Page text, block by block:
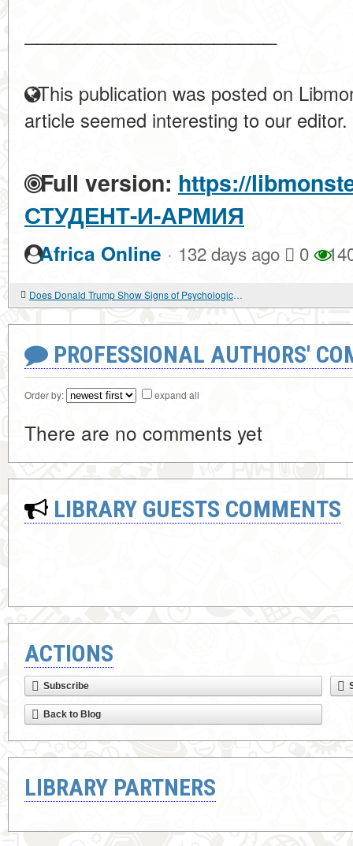
This publication was posted on
article seemed interesting to our editor.
Full version: https://
СТУДЕНТ-И-АРМИЯ
Africa Online · 132 days ago 0
Does Donald Trump Show Signs of Psychological Issues?
PROFESSIONAL AUTHORS'
Order by: expand all
There are no comments yet
LIBRARY GUESTS COMMENTS
ACTIONS
Subscribe
Back to Blog
LIBRARY PARTNERS